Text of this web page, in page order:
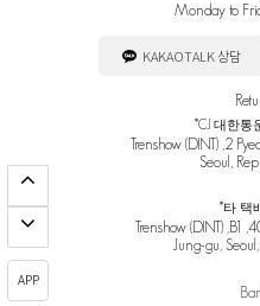
APP
Monday to
KAKAOTALK 상담
*CJ 대한통
Trenshow (DINT) ,2
Seoul,
*타 택
Trenshow (DINT) ,B1
Jung-gu,